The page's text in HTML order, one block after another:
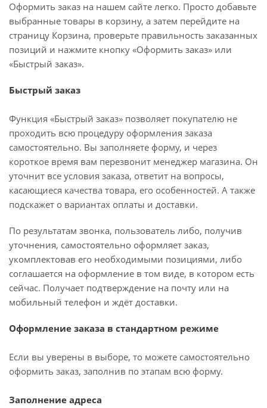
Оформить заказ на нашем сайте легко. Просто добавьте
выбранные товары в корзину, а затем перейдите на
страницу Корзина, проверьте правильность заказанных
позиций и нажмите кнопку «Оформить заказ» или
«Быстрый заказ».
Быстрый заказ
Функция «Быстрый заказ» позволяет покупателю не
проходить всю процедуру оформления заказа
самостоятельно. Вы заполняете форму, и через
короткое время вам перезвонит менеджер магазина. Он
уточнит все условия заказа, ответит на вопросы,
касающиеся качества товара, его особенностей. А также
подскажет о вариантах оплаты и доставки.
По результатам звонка, пользователь либо, получив
уточнения, самостоятельно оформляет заказ,
укомплектовав его необходимыми позициями, либо
соглашается на оформление в том виде, в котором есть
сейчас. Получает подтверждение на почту или на
мобильный телефон и ждёт доставки.
Оформление заказа в стандартном режиме
Если вы уверены в выборе, то можете самостоятельно
оформить заказ, заполнив по этапам всю форму.
Заполнение адреса